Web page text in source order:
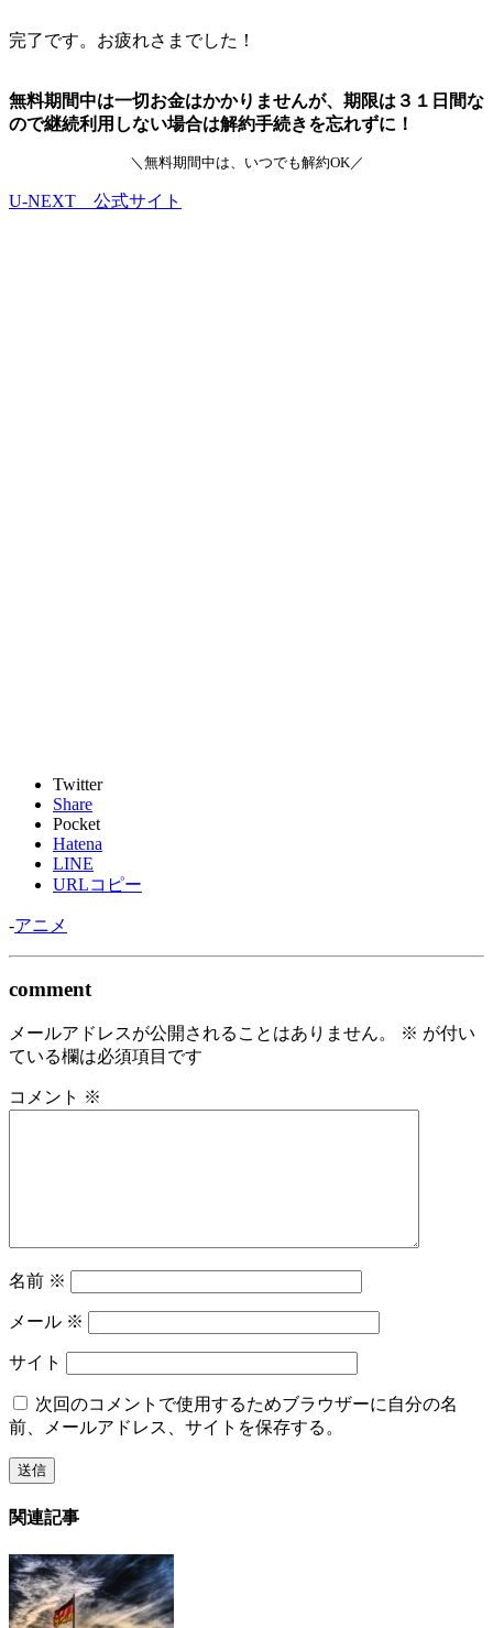
完了です。お疲れさまでした！
無料期間中は一切お金はかかりませんが、期限は３１日間な
ので継続利用しない場合は解約手続きを忘れずに！
＼無料期間中は、いつでも解約OK／
U-NEXT 公式サイト
Twitter
Share
Pocket
Hatena
LINE
URLコピー
-アニメ
comment
メールアドレスが公開されることはありません。 ※ が付い
ている欄は必須項目です
コメント ※
名前 ※
メール ※
サイト
次回のコメントで使用するためブラウザーに自分の名
前、メールアドレス、サイトを保存する。
関連記事